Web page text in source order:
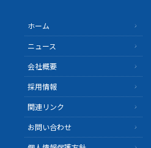
ホーム
ニュース
会社概要
採用情報
関連リンク
お問い合わせ